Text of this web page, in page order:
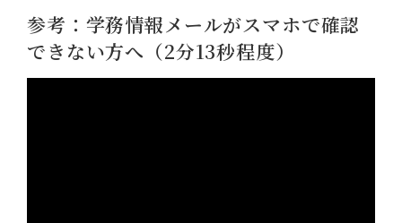
参考：学務情報メールがスマホで確認
できない方へ（2分13秒程度）